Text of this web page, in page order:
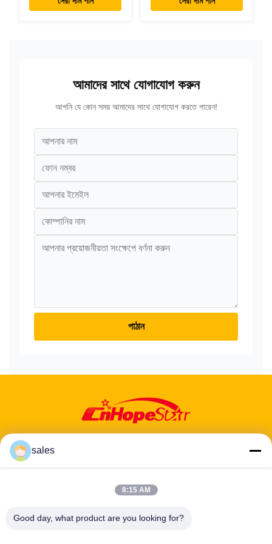
আইপিএস টাচস্ক্রিন ট্যাবলেট
আমাদের সাথে যোগাযোগ করুন
আপনি যে কোন সময় আমাদের সাথে যোগাযোগ করতে পারেন!
পাঠান
ঠিকানা: ৬০১-৬০৬, ৬ তলা, বিল্ডিং ই, ইউয়ানফেন ইন্ডাস্ট্রিয়াল পার্ক, ডালং উপ-জেলা, লংহুয়া
টেলিফোন:86-13424296897
sales
8:15 AM
Good day, what product are you looking for?